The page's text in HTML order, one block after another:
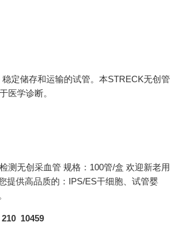
定储存和运输的试管。本STRECK无创管
医学诊断。
测无创采血管 规格：100管/盒 欢迎新老用
提供高品质的：IPS/ES干细胞、试管婴
10459